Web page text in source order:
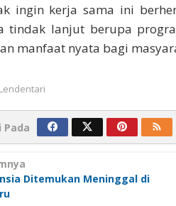
ingin kerja sama ini
tindak lanjut berupa
manfaat nyata bagi
Pada
Ditemukan Meninggal di